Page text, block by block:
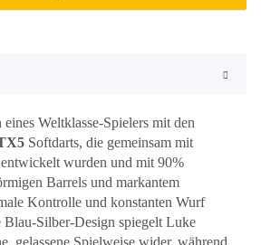
Weltklasse-Spielers mit den
Softdarts, die gemeinsam mit
wurden und mit 90%
Barrels und markantem
Kontrolle und konstanten Wurf
Blau‑Silber-Design spiegelt Luke